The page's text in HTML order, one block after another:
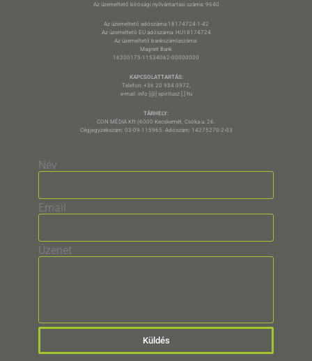
Az üzemeltető bírósági nyilvántartási száma: 9640
Az üzemeltető adószáma:18174724-1-42
Az üzemeltető EU adószáma: HU18174724
Az üzemeltető bankszámlaszáma:
Magnet Bank
16200175-11534062-00000000
KAPCSOLATTARTÁS:
Telefon: +36 20 934 0972,
e-mail: info [@] spiritusz [.] hu
TÁRHELY:
CON MÉDIA Kft (6000 Kecskemét, Csóka u. 26.
Cégjegyzékszám: 03-09-115965. Adószám: 14275270-2-03
Név
Email
Üzenet
Küldés